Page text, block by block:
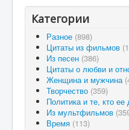
Категории
Разное (898)
Цитаты из фильмов
Из песен (386)
Цитаты о любви и
Женщина и мужчина
Творчество (359)
Политика и те, кто ее
Из мультфильмов
Время (113)